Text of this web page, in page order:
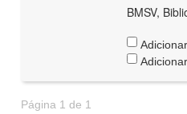
BMSV,
Página 1 de 1